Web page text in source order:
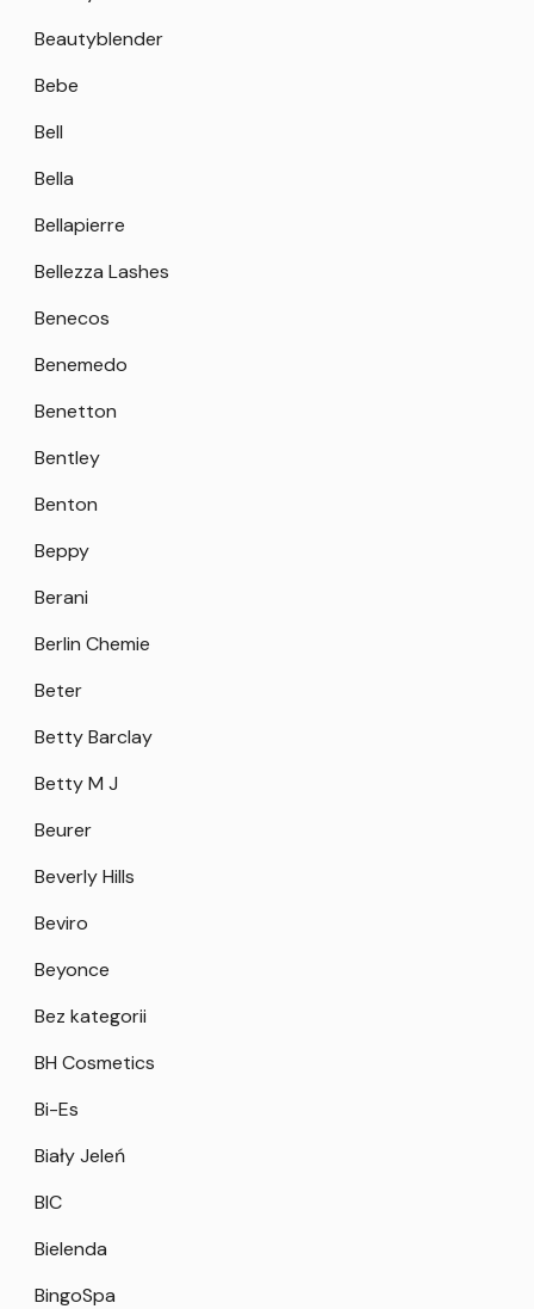
Beautyblender
Bebe
Bell
Bella
Bellapierre
Bellezza Lashes
Benecos
Benemedo
Benetton
Bentley
Benton
Beppy
Berani
Berlin Chemie
Beter
Betty Barclay
Betty M J
Beurer
Beverly Hills
Beviro
Beyonce
Bez kategorii
BH Cosmetics
Bi-Es
Biały Jeleń
BIC
Bielenda
BingoSpa